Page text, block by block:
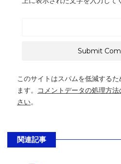
このサイトはスパムを低減する
ます。
コメントデータの処理方
さい。
関連記事